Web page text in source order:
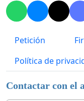
Petición
Política de
Contactar con el